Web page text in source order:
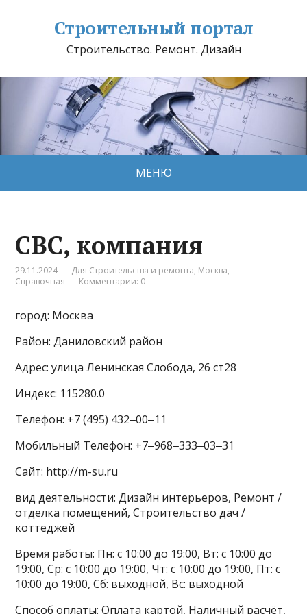
Строительный портал
Строительство. Ремонт. Дизайн
МЕНЮ
CBC, компания
29.11.2024 Для Строительства и ремонта, Москва,
Справочная
Комментарии: 0
город: Москва
Район: Даниловский район
Адрес: улица Ленинская Слобода, 26 ст28
Индекс: 115280.0
Телефон: +7 (495) 432‒00‒11
Мобильный Телефон: +7‒968‒333‒03‒31
Сайт: http://m-su.ru
вид деятельности: Дизайн интерьеров, Ремонт /
отделка помещений, Строительство дач /
коттеджей
Время работы: Пн: с 10:00 до 19:00, Вт: с 10:00 до
19:00, Ср: с 10:00 до 19:00, Чт: с 10:00 до 19:00, Пт: с
10:00 до 19:00, Сб: выходной, Вс: выходной
Способ оплаты: Оплата картой, Наличный расчёт,